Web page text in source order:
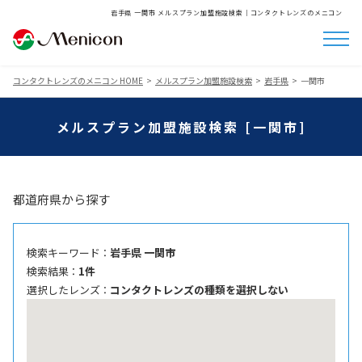
岩手県 一関市 メルスプラン加盟施設検索│コンタクトレンズのメニコン
コンタクトレンズのメニコン HOME メルスプラン加盟施設検索 岩手県 一関市
メルスプラン加盟施設検索 [一関市]
都道府県から探す
検索キーワード ： 岩手県 一関市
検索結果 ： 1件
選択したレンズ ： コンタクトレンズの種類を選択しない